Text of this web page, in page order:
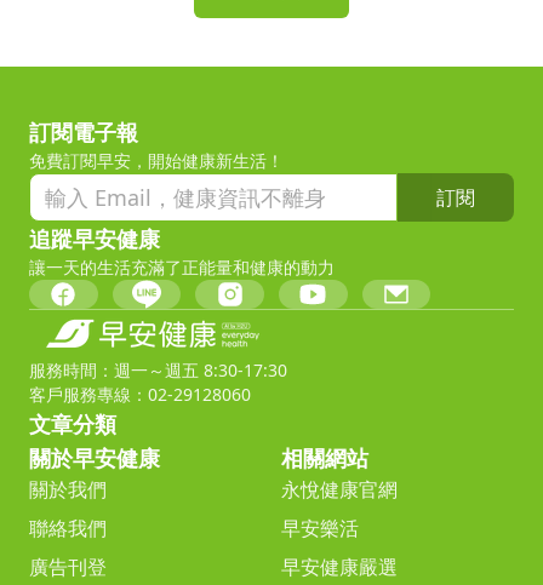
訂閱電子報
免費訂閱早安，開始健康新生活！
訂閱
追蹤早安健康
讓一天的生活充滿了正能量和健康的動力
服務時間：週一～週五 8:30-17:30
客戶服務專線：02-29128060
文章分類
關於早安健康
關於我們
聯絡我們
廣告刊登
相關網站
永悅健康官網
早安樂活
早安健康嚴選